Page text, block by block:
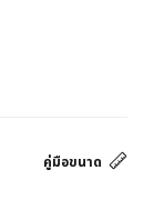
คู่มือขนาด